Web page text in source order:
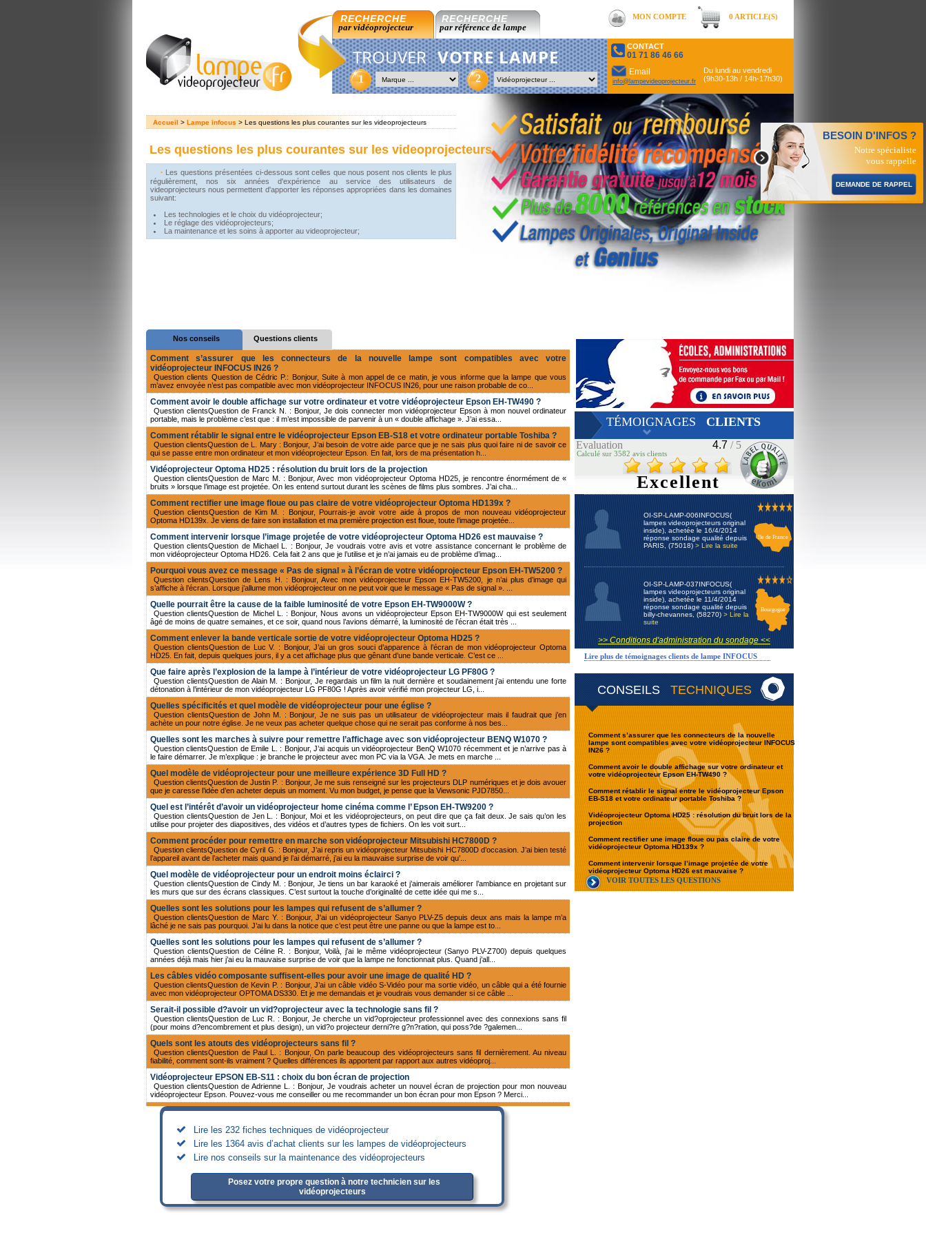
RECHERCHE
par vidéoprojecteur
RECHERCHE
par référence de lampe
0 ARTICLE(S)
MON COMPTE
TROUVER VOTRE LAMPE
1 2
CONTACT
01 71 86 46 66
Email
info@lampevideoprojecteur.fr
Du lundi au vendredi
(9h30-13h / 14h-17h30)
Accueil > Lampe infocus > Les questions les plus courantes sur les videoprojecteurs
CONSEILS TECHNIQUES
BESOIN D'INFOS ?
Notre spécialiste
vous rappelle
DEMANDE DE RAPPEL
Comment s’assurer que les connecteurs de la nouvelle
lampe sont compatibles avec votre vidéoprojecteur INFOCUS
IN26 ?
Comment avoir le double affichage sur votre ordinateur et
votre vidéoprojecteur Epson EH-TW490 ?
Comment rétablir le signal entre le vidéoprojecteur Epson
EB-S18 et votre ordinateur portable Toshiba ?
Vidéoprojecteur Optoma HD25 : résolution du bruit lors de la
projection
Comment rectifier une image floue ou pas claire de votre
vidéoprojecteur Optoma HD139x ?
Comment intervenir lorsque l’image projetée de votre
vidéoprojecteur Optoma HD26 est mauvaise ?
VOIR TOUTES LES QUESTIONS
TÉMOIGNAGES CLIENTS
Evaluation 4.7 / 5
Calculé sur 3582 avis clients
Excellent
OI-SP-LAMP-006INFOCUS(
lampes videoprojecteurs original
inside), achetée le 16/4/2014
réponse sondage qualité depuis
PARIS, (75018) > Lire la suite
Ile de France
OI-SP-LAMP-037INFOCUS(
lampes videoprojecteurs original
inside), achetée le 11/4/2014
réponse sondage qualité depuis
billy-chevannes, (58270) > Lire la
suite
Bourgogne
>> Conditions d'administration du sondage <<
Lire plus de témoignages clients de lampe INFOCUS
Les questions les plus courantes sur les videoprojecteurs
· Les questions présentées ci-dessous sont celles que nous posent nos clients le plus
régulièrement, nos six années d'expérience au service des utilisateurs de
videoprojecteurs nous permettent d'apporter les réponses appropriées dans les domaines
suivant:
Les technologies et le choix du vidéoprojecteur;
Le réglage des vidéoprojecteurs;
La maintenance et les soins à apporter au videoprojecteur;
Nos conseils Questions clients
Comment s’assurer que les connecteurs de la nouvelle lampe sont compatibles avec votre
vidéoprojecteur INFOCUS IN26 ?
Question clients Question de Cédric P.: Bonjour, Suite à mon appel de ce matin, je vous informe que la lampe que vous
m’avez envoyée n’est pas compatible avec mon vidéoprojecteur INFOCUS IN26, pour une raison probable de co...
Comment avoir le double affichage sur votre ordinateur et votre vidéoprojecteur Epson EH-TW490 ?
Question clientsQuestion de Franck N. : Bonjour, Je dois connecter mon vidéoprojecteur Epson à mon nouvel ordinateur
portable, mais le problème c’est que : il m’est impossible de parvenir à un « double affichage ». J’ai essa...
Comment rétablir le signal entre le vidéoprojecteur Epson EB-S18 et votre ordinateur portable Toshiba ?
Question clientsQuestion de L. Mary : Bonjour, J’ai besoin de votre aide parce que je ne sais plus quoi faire ni de savoir ce
qui se passe entre mon ordinateur et mon vidéoprojecteur Epson. En fait, lors de ma présentation h...
Vidéoprojecteur Optoma HD25 : résolution du bruit lors de la projection
Question clientsQuestion de Marc M. : Bonjour, Avec mon vidéoprojecteur Optoma HD25, je rencontre énormément de «
bruits » lorsque l’image est projetée. On les entend surtout durant les scènes de films plus sombres. J’ai cha...
Comment rectifier une image floue ou pas claire de votre vidéoprojecteur Optoma HD139x ?
Question clientsQuestion de Kim M. : Bonjour, Pourrais-je avoir votre aide à propos de mon nouveau vidéoprojecteur
Optoma HD139x. Je viens de faire son installation et ma première projection est floue, toute l’image projetée...
Comment intervenir lorsque l’image projetée de votre vidéoprojecteur Optoma HD26 est mauvaise ?
Question clientsQuestion de Michael L. : Bonjour, Je voudrais votre avis et votre assistance concernant le problème de
mon vidéoprojecteur Optoma HD26. Cela fait 2 ans que je l’utilise et je n’ai jamais eu de problème d’imag...
Pourquoi vous avez ce message « Pas de signal » à l’écran de votre vidéoprojecteur Epson EH-TW5200 ?
Question clientsQuestion de Lens H. : Bonjour, Avec mon vidéoprojecteur Epson EH-TW5200, je n’ai plus d’image qui
s’affiche à l’écran. Lorsque j’allume mon vidéoprojecteur on ne peut voir que le message « Pas de signal ». ...
Quelle pourrait être la cause de la faible luminosité de votre Epson EH-TW9000W ?
Question clientsQuestion de Michel L. : Bonjour, Nous avons un vidéoprojecteur Epson EH-TW9000W qui est seulement
âgé de moins de quatre semaines, et ce soir, quand nous l’avions démarré, la luminosité de l’écran était très ...
Comment enlever la bande verticale sortie de votre vidéoprojecteur Optoma HD25 ?
Question clientsQuestion de Luc V. : Bonjour, J’ai un gros souci d’apparence à l’écran de mon vidéoprojecteur Optoma
HD25. En fait, depuis quelques jours, il y a cet affichage plus que gênant d’une bande verticale. C’est ce ...
Que faire après l’explosion de la lampe à l’intérieur de votre vidéoprojecteur LG PF80G ?
Question clientsQuestion de Alain M. : Bonjour, Je regardais un film la nuit dernière et soudainement j’ai entendu une forte
détonation à l’intérieur de mon vidéoprojecteur LG PF80G ! Après avoir vérifié mon projecteur LG, i...
Quelles spécificités et quel modèle de vidéoprojecteur pour une église ?
Question clientsQuestion de John M. : Bonjour, Je ne suis pas un utilisateur de vidéoprojecteur mais il faudrait que j’en
achète un pour notre église. Je ne veux pas acheter quelque chose qui ne serait pas conforme à nos bes...
Quelles sont les marches à suivre pour remettre l’affichage avec son vidéoprojecteur BENQ W1070 ?
Question clientsQuestion de Emile L. : Bonjour, J’ai acquis un vidéoprojecteur BenQ W1070 récemment et je n’arrive pas à
le faire démarrer. Je m’explique : je branche le projecteur avec mon PC via la VGA. Je mets en marche ...
Quel modèle de vidéoprojecteur pour une meilleure expérience 3D Full HD ?
Question clientsQuestion de Justin P. : Bonjour, Je me suis renseigné sur les projecteurs DLP numériques et je dois avouer
que je caresse l’idée d’en acheter depuis un moment. Vu mon budget, je pense que la Viewsonic PJD7850...
Quel est l’intérêt d’avoir un vidéoprojecteur home cinéma comme l’ Epson EH-TW9200 ?
Question clientsQuestion de Jen L. : Bonjour, Moi et les vidéoprojecteurs, on peut dire que ça fait deux. Je sais qu’on les
utilise pour projeter des diapositives, des vidéos et d’autres types de fichiers. On les voit surt...
Comment procéder pour remettre en marche son vidéoprojecteur Mitsubishi HC7800D ?
Question clientsQuestion de Cyril G. : Bonjour, J’ai repris un vidéoprojecteur Mitsubishi HC7800D d’occasion. J’ai bien testé
l’appareil avant de l’acheter mais quand je l’ai démarré, j’ai eu la mauvaise surprise de voir qu’...
Quel modèle de vidéoprojecteur pour un endroit moins éclairci ?
Question clientsQuestion de Cindy M. : Bonjour, Je tiens un bar karaoké et j’aimerais améliorer l’ambiance en projetant sur
les murs que sur des écrans classiques. C’est surtout la touche d’originalité de cette idée qui me s...
Quelles sont les solutions pour les lampes qui refusent de s’allumer ?
Question clientsQuestion de Marc Y. : Bonjour, J'ai un vidéoprojecteur Sanyo PLV-Z5 depuis deux ans mais la lampe m’a
lâché je ne sais pas pourquoi. J’ai lu dans la notice que c’est peut être une panne ou que la lampe est to...
Quelles sont les solutions pour les lampes qui refusent de s’allumer ?
Question clientsQuestion de Céline R. : Bonjour, Voilà, j'ai le même vidéoprojecteur (Sanyo PLV-Z700) depuis quelques
années déjà mais hier j’ai eu la mauvaise surprise de voir que la lampe ne fonctionnait plus. Quand j’all...
Les câbles vidéo composante suffisent-elles pour avoir une image de qualité HD ?
Question clientsQuestion de Kevin P. : Bonjour, J’ai un câble vidéo S-Vidéo pour ma sortie vidéo, un câble qui a été fournie
avec mon vidéoprojecteur OPTOMA DS330. Et je me demandais et je voudrais vous demander si ce câble ...
Serait-il possible d?avoir un vid?oprojecteur avec la technologie sans fil ?
Question clientsQuestion de Luc R. : Bonjour, Je cherche un vid?oprojecteur professionnel avec des connexions sans fil
(pour moins d?encombrement et plus design), un vid?o projecteur derni?re g?n?ration, qui poss?de ?galemen...
Quels sont les atouts des vidéoprojecteurs sans fil ?
Question clientsQuestion de Paul L. : Bonjour, On parle beaucoup des vidéoprojecteurs sans fil dernièrement. Au niveau
fiabilité, comment sont-ils vraiment ? Quelles différences ils apportent par rapport aux autres vidéoproj...
Vidéoprojecteur EPSON EB-S11 : choix du bon écran de projection
Question clientsQuestion de Adrienne L. : Bonjour, Je voudrais acheter un nouvel écran de projection pour mon nouveau
vidéoprojecteur Epson. Pouvez-vous me conseiller ou me recommander un bon écran pour mon Epson ? Merci...
Comment connaître l’espérance de vie d’une lampe vidéoprojecteur ?
1860 et les durées de vie de mes lampes n’étaient jamais les mêmes avec une différence vraiment considéra...
Devriez-vous choisir un projecteur avec un zoom numérique ?
Question clientsQuestion de Luc M. : Bonjour, Je voudrais acheter un nouveau vidéoprojecteur et je le préfère en
numérique. Pouvez-vous me dire quels sont vraiment les caractéristiques de ce vidéoprojecteur Benq W1080ST qui...
Comment pouvez-vous assurer que votre vidéoprojecteur Sanyo PLV-Z5 possède une bonne ventilation ?
Question clientsQuestion de Pascal L. : Bonjour, Je possédais un home cinéma ScreenPlay 4805, je l’ai monté dans un mur
qui forme donc une boîte isolée qui lui servait d’emplacement. J’ai monté un ventilateur de ligne qui mè...
Comment préserver son vidéoprojecteur Acer X1273 d’une panne soudaine ?
Lire les 232 fiches techniques de vidéoprojecteur
Lire les 1364 avis d’achat clients sur les lampes de vidéoprojecteurs
Lire nos conseils sur la maintenance des vidéoprojecteurs
Posez votre propre question à notre technicien sur les
vidéoprojecteurs